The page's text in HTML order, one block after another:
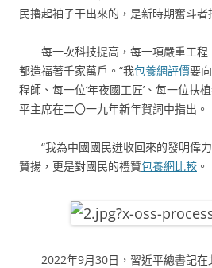
民擼起袖子干出來的，是新時期奮斗者
每一次科技提高，每一項嚴重工程
都造福著千家萬戶。“我包養網評價要
程師、每一位‘年夜國工匠’、每一位扶
平主席在二〇一九年新年賀詞中指出。
“我為中國國民迸收回來的發明偉
贊揚，更是對國民的禮贊包養網比較 。
2022年9月30日，習近平總書記